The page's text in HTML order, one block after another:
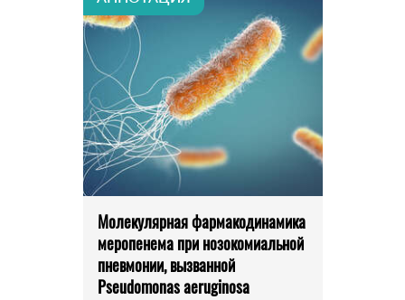
Молекулярная фармакодинамика
меропенема при нозокомиальной
пневмонии, вызванной
Pseudomonas aeruginosa